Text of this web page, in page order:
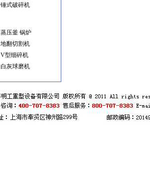
锤式破碎机
蒸压釜 锅炉
地翻切割机
V型细碎机
白灰球磨机